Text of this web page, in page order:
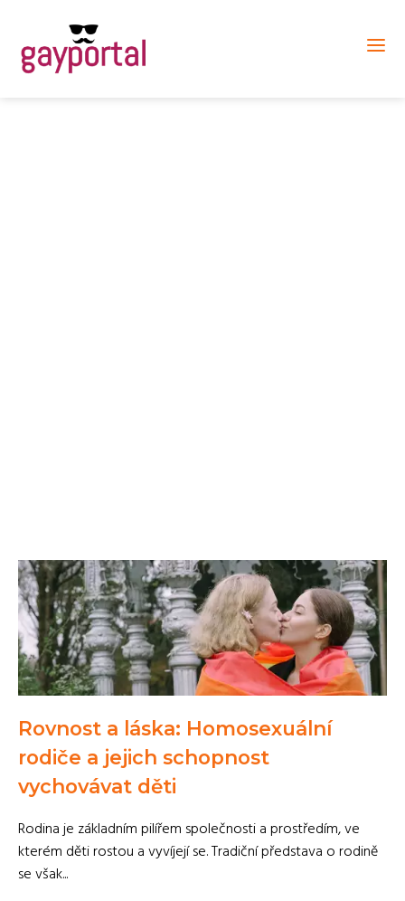
Rovnost a láska: Homosexuální
rodiče a jejich schopnost
vychovávat děti
Rodina je základním pilířem společnosti a prostředím, ve
kterém děti rostou a vyvíjejí se. Tradiční představa o rodině
se však...